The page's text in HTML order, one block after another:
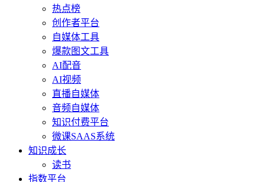
热点榜
创作者平台
自媒体工具
爆款图文工具
AI配音
AI视频
直播自媒体
音频自媒体
知识付费平台
微课SAAS系统
知识成长
读书
指数平台